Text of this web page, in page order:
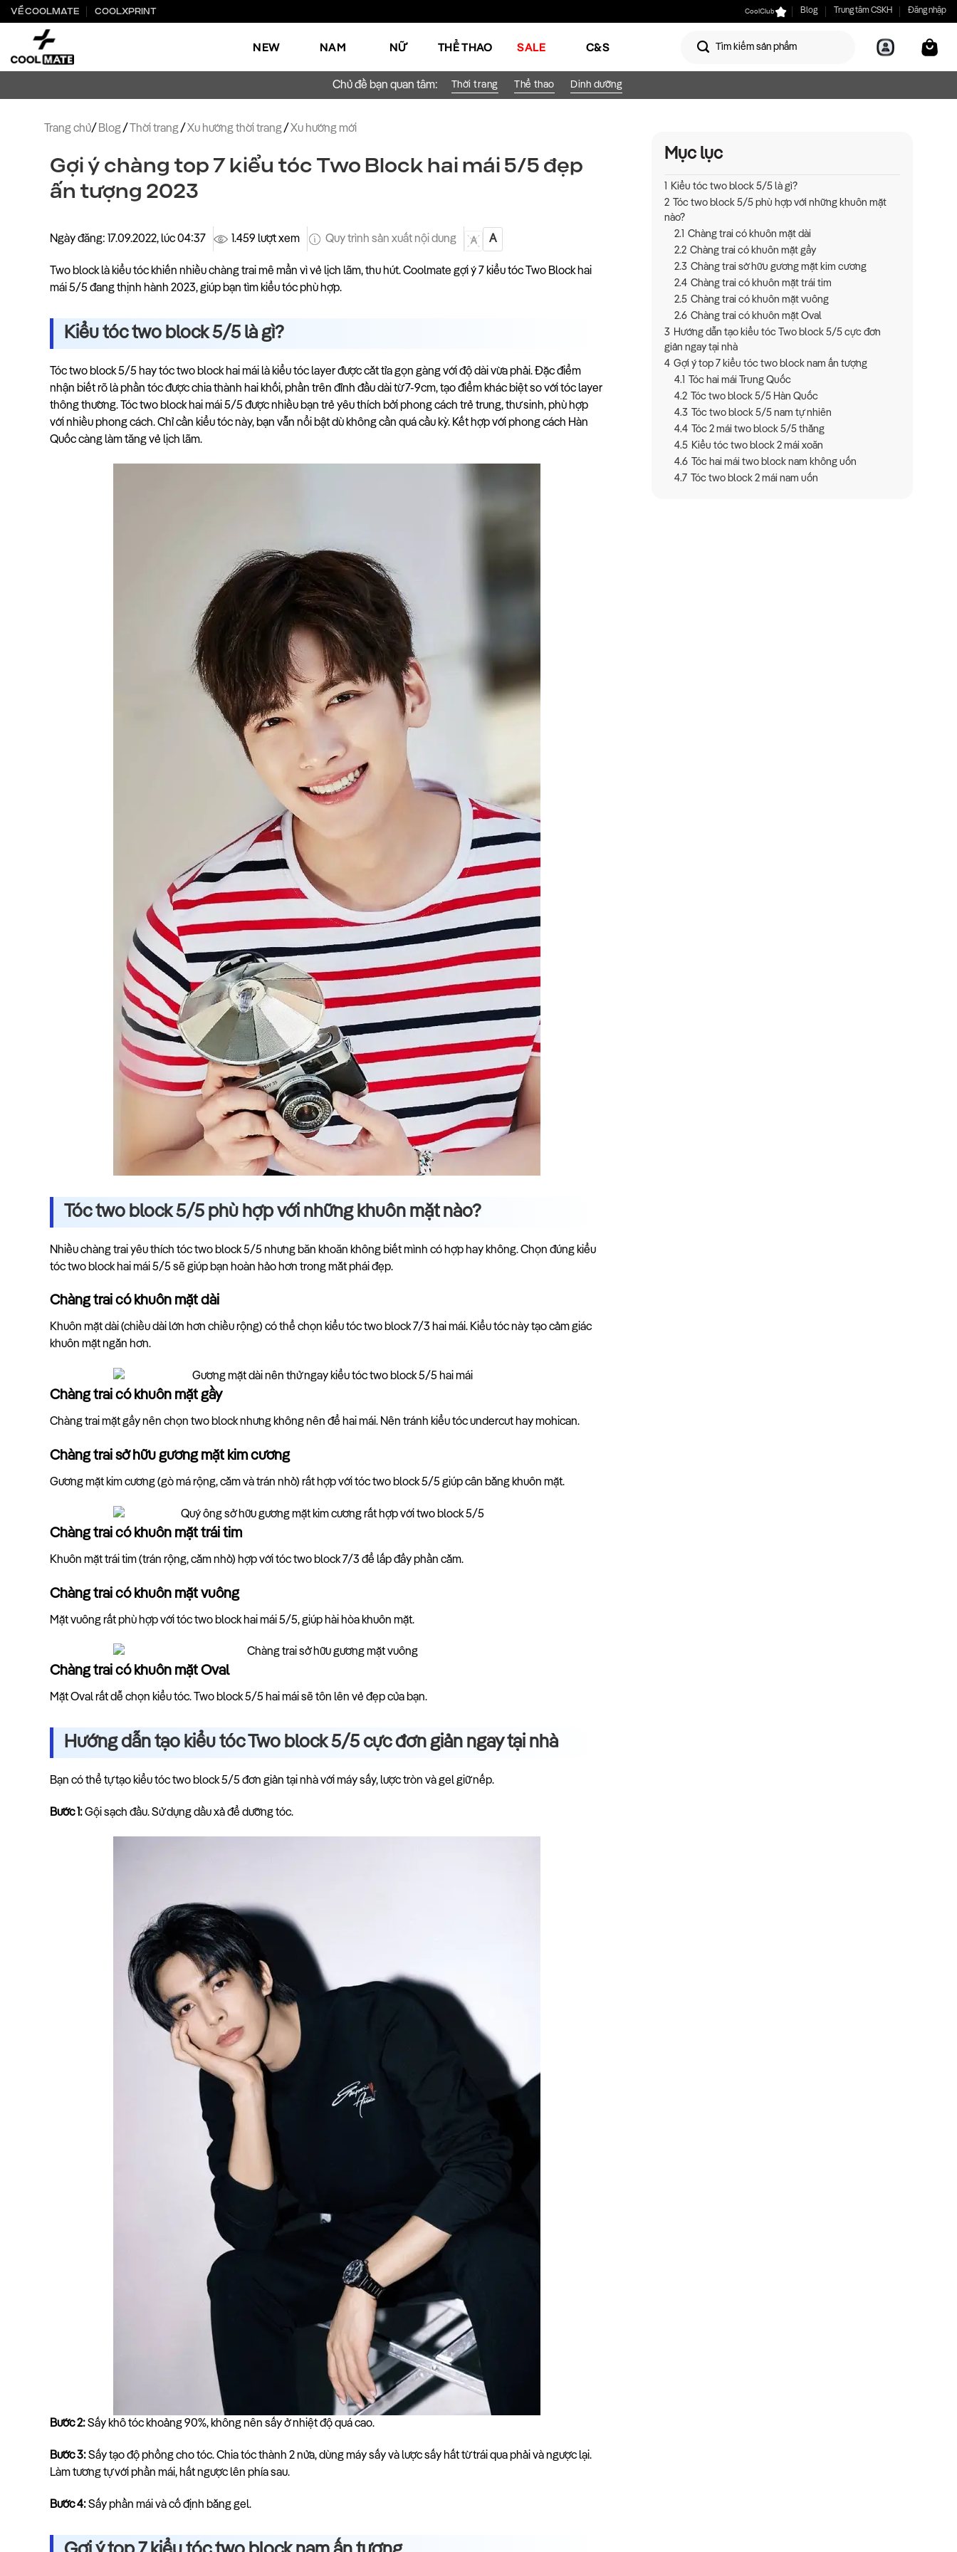
Bỏ
qua
dung
VỀ COOLMATE COOLXPRINT CoolClub Blog Trung tâm CSKH Đăng nhập
NEW NAM NỮ THỂ THAO SALE C&S
Chủ đề bạn quan tâm: Thời trang Thể thao Dinh dưỡng
Trang chủ/ Blog/ Thời trang/Xu hướng thời trang/Xu hướng mới
Gợi ý chàng top 7 kiểu tóc Two Block hai mái 5/5 đẹp
ấn tượng 2023
Ngày đăng: 17.09.2022, lúc 04:37 1.459 lượt xem Quy trình sản xuất nội dung A A
Two block là kiểu tóc khiến nhiều chàng trai mê mẩn vì vẻ lịch lãm, thu hút. Coolmate gợi ý 7 kiểu tóc Two Block hai
mái 5/5 đang thịnh hành 2023, giúp bạn tìm kiểu tóc phù hợp.
Kiểu tóc two block 5/5 là gì?
Tóc two block 5/5 hay tóc two block hai mái là kiểu tóc layer được cắt tỉa gọn gàng với độ dài vừa phải. Đặc điểm
nhận biết rõ là phần tóc được chia thành hai khối, phần trên đỉnh đầu dài từ 7-9cm, tạo điểm khác biệt so với tóc layer
thông thường. Tóc two block hai mái 5/5 được nhiều bạn trẻ yêu thích bởi phong cách trẻ trung, thư sinh, phù hợp
với nhiều phong cách. Chỉ cần kiểu tóc này, bạn vẫn nổi bật dù không cần quá cầu kỳ. Kết hợp với phong cách Hàn
Quốc càng làm tăng vẻ lịch lãm.
Tóc two block 5/5 phù hợp với những khuôn mặt nào?
Nhiều chàng trai yêu thích tóc two block 5/5 nhưng băn khoăn không biết mình có hợp hay không. Chọn đúng kiểu
tóc two block hai mái 5/5 sẽ giúp bạn hoàn hảo hơn trong mắt phái đẹp.
Chàng trai có khuôn mặt dài
Khuôn mặt dài (chiều dài lớn hơn chiều rộng) có thể chọn kiểu tóc two block 7/3 hai mái. Kiểu tóc này tạo cảm giác
khuôn mặt ngắn hơn.
Chàng trai có khuôn mặt gầy
Chàng trai mặt gầy nên chọn two block nhưng không nên để hai mái. Nên tránh kiểu tóc undercut hay mohican.
Chàng trai sở hữu gương mặt kim cương
Gương mặt kim cương (gò má rộng, cằm và trán nhỏ) rất hợp với tóc two block 5/5 giúp cân bằng khuôn mặt.
Chàng trai có khuôn mặt trái tim
Khuôn mặt trái tim (trán rộng, cằm nhỏ) hợp với tóc two block 7/3 để lấp đầy phần cằm.
Chàng trai có khuôn mặt vuông
Mặt vuông rất phù hợp với tóc two block hai mái 5/5, giúp hài hòa khuôn mặt.
Chàng trai có khuôn mặt Oval
Mặt Oval rất dễ chọn kiểu tóc. Two block 5/5 hai mái sẽ tôn lên vẻ đẹp của bạn.
Hướng dẫn tạo kiểu tóc Two block 5/5 cực đơn giản ngay tại nhà
Bạn có thể tự tạo kiểu tóc two block 5/5 đơn giản tại nhà với máy sấy, lược tròn và gel giữ nếp.
Bước 1:Gội sạch đầu. Sử dụng dầu xả để dưỡng tóc.
Bước 2:Sấy khô tóc khoảng 90%, không nên sấy ở nhiệt độ quá cao.
Bước 3:Sấy tạo độ phồng cho tóc. Chia tóc thành 2 nửa, dùng máy sấy và lược sấy hất từ trái qua phải và ngược lại.
Làm tương tự với phần mái, hất ngược lên phía sau.
Bước 4:Sấy phần mái và cố định bằng gel.
Mục lục
Kiểu tóc two block 5/5 là gì?
2
Tóc two block 5/5 phù hợp với những khuôn mặt
nào?
2.1
Chàng trai có khuôn mặt dài
2.2 Chàng trai có khuôn mặt gầy
2.3 Chàng trai sở hữu gương mặt kim cương
2.4 Chàng trai có khuôn mặt trái tim
2.5 Chàng trai có khuôn mặt vuông
2.6 Chàng trai có khuôn mặt Oval
3 Hướng dẫn tạo kiểu tóc Two block 5/5 cực đơn
giản ngay tại nhà
4 Gợi ý top 7 kiểu tóc two block nam ấn tượng
4.1
Tóc hai mái Trung Quốc
4.2
Tóc two block 5/5 Hàn Quốc
4.3
Tóc two block 5/5 nam tự nhiên
4.4
Tóc 2 mái two block 5/5 thẳng
4.5 Kiểu tóc two block 2 mái xoăn
4.6
Tóc hai mái two block nam không uốn
4.7
Tóc two block 2 mái nam uốn